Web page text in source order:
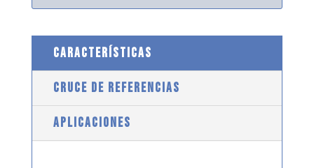
CARACTERÍSTICAS
CRUCE DE REFERENCIAS
APLICACIONES